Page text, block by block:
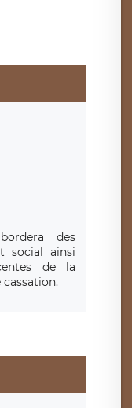
l’adresse mail :
Vous avez
auprès
des
social ainsi
de la